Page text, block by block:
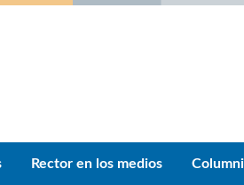
Rector en los medios